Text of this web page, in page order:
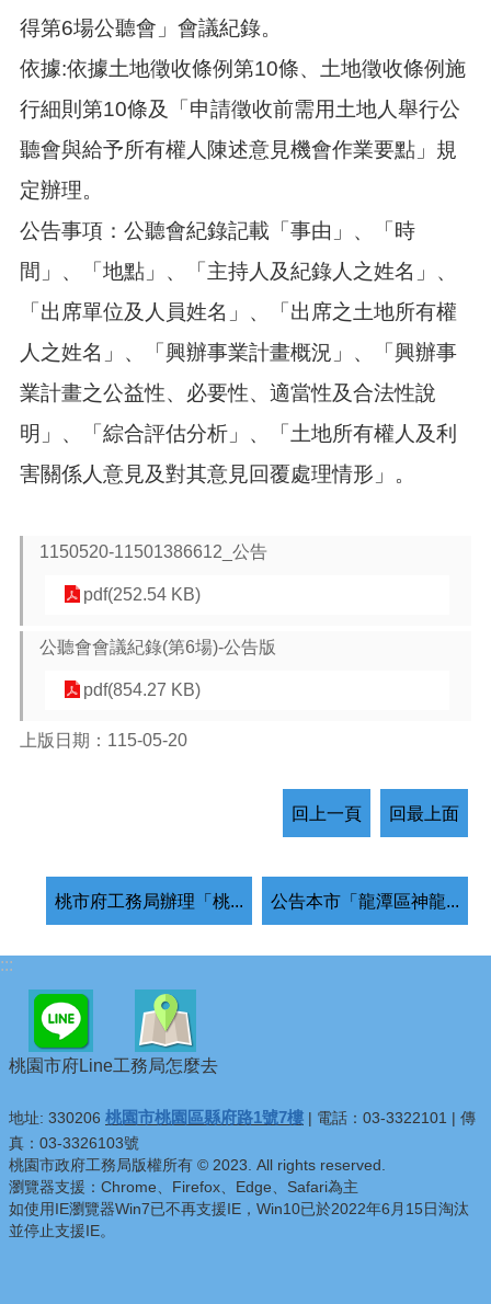
得第6場公聽會」會議紀錄。
依據:依據土地徵收條例第10條、土地徵收條例施
行細則第10條及「申請徵收前需用土地人舉行公
聽會與給予所有權人陳述意見機會作業要點」規
定辦理。
公告事項：公聽會紀錄記載「事由」、「時
間」、「地點」、「主持人及紀錄人之姓名」、
「出席單位及人員姓名」、「出席之土地所有權
人之姓名」、「興辦事業計畫概況」、「興辦事
業計畫之公益性、必要性、適當性及合法性說
明」、「綜合評估分析」、「土地所有權人及利
害關係人意見及對其意見回覆處理情形」。
1150520-11501386612_公告
pdf(252.54 KB)
公聽會會議紀錄(第6場)-公告版
pdf(854.27 KB)
上版日期：115-05-20
回上一頁 回最上面
桃市府工務局辦理「桃... 公告本市「龍潭區神龍...
:::
桃園市府Line工務局怎麼去
地址: 330206 桃園市桃園區縣府路1號7樓 | 電話：03-3322101 | 傳
真：03-3326103號
桃園市政府工務局版權所有 © 2023. All rights reserved.
瀏覽器支援：Chrome、Firefox、Edge、Safari為主
如使用IE瀏覽器Win7已不再支援IE，Win10已於2022年6月15日淘汰
並停止支援IE。